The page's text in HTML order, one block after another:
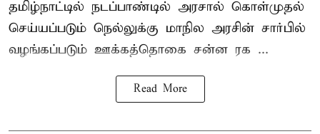
தமிழ்நாட்டில் நடப்பாண்டில் அரசால் கொள்முதல்
செய்யப்படும் நெல்லுக்கு மாநில அரசின் சார்பில்
வழங்கப்படும் ஊக்கத்தொகை சன்ன ரக ...
Read More